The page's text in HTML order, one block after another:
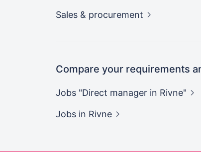
Sales & procurement
Compare your requirements
Jobs "Direct manager in Rivne"
Jobs in Rivne